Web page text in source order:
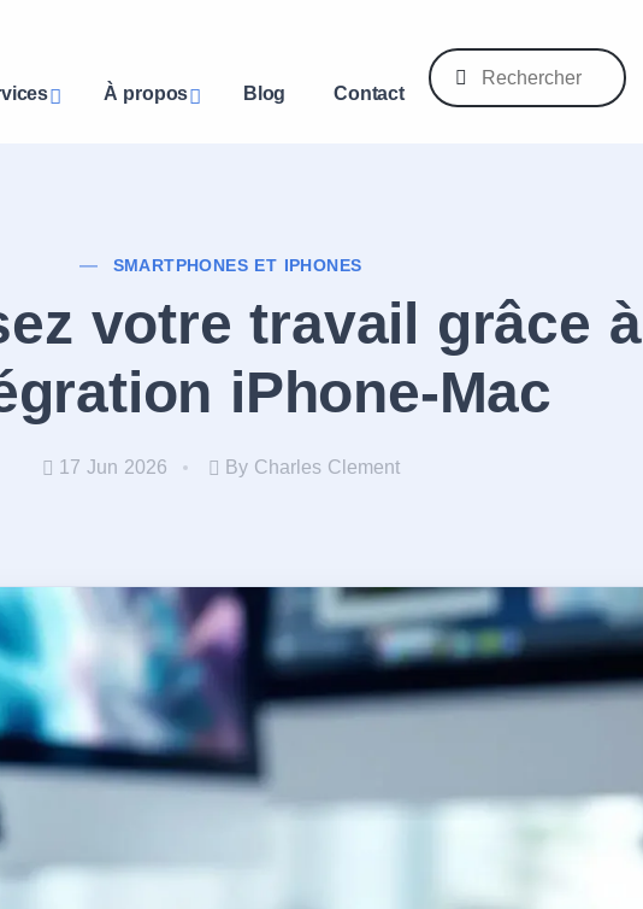
À propos Blog Contact
SMARTPHONES ET IPHONES
votre travail grâce à
iPhone-Mac
17 Jun 2026 By Charles Clement